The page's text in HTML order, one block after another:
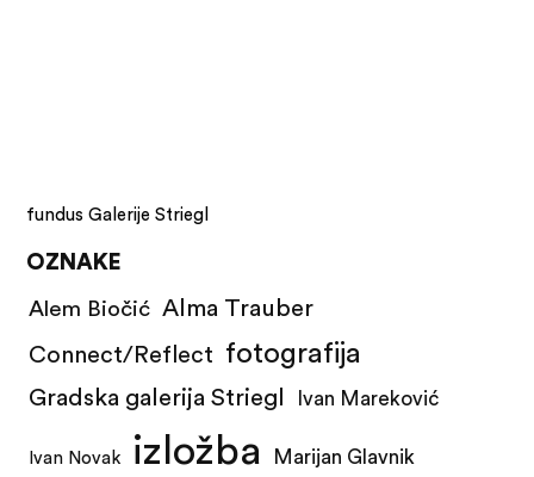
fundus Galerije Striegl
OZNAKE
Alem Biočić Alma Trauber
Connect/Reflect fotografija
Gradska galerija Striegl Ivan Mareković
Ivan Novak izložba Marijan Glavnik